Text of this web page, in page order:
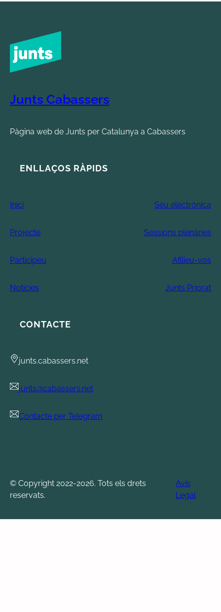
Junts Cabassers
Pàgina web de Junts per Catalunya a Cabassers
ENLLAÇOS RÀPIDS
Inici Seu electrònica
Projecte Sessions plenàries
Participeu Afilieu-vos
Notícies Junts Priorat
CONTACTE
junts.cabassers.net
junts@cabassers.net
Contacte per Telegram
© Copyright 2022-2026. Tots els drets
reservats.
Avís
Legal